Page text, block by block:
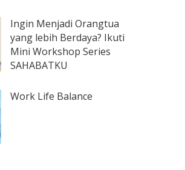
Ingin Menjadi Orangtua
yang lebih Berdaya? Ikuti
Mini Workshop Series
SAHABATKU
Work Life Balance